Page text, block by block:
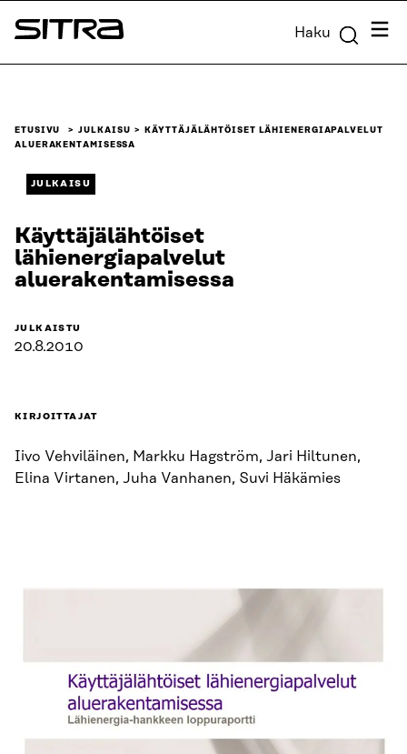
Siirry
suoraan
Sitra Haku
ETUSIVU JULKAISU
KÄYTTÄJÄLÄHTÖISET LÄHIENERGIAPALVELUT
ALUERAKENTAMISESSA
JULKAISU
Käyttäjälähtöiset
lähienergiapalvelut
aluerakentamisessa
JULKAISTU
20.8.2010
KIRJOITTAJAT
Iivo Vehviläinen, Markku Hagström, Jari Hiltunen,
Elina Virtanen, Juha Vanhanen, Suvi Häkämies